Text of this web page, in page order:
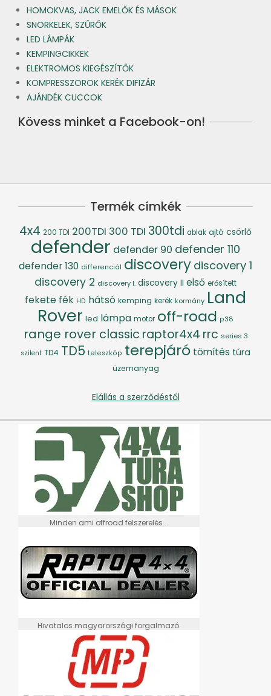
HOMOKVAS, JACK EMELŐK ÉS MÁSOK
SNORKELEK, SZŰRŐK
LED LÁMPÁK
KEMPINGCIKKEK
ELEKTROMOS KIEGÉSZÍTŐK
KOMPRESSZOROK KERÉK DIFIZÁR
AJÁNDÉK CUCCOK
Kövess minket a Facebook-on!
Termék címkék
4x4 200 TDI 200TDI 300 TDI 300tdi ablak ajtó csörlő
defender defender 90 defender 110
defender 130 differenciál discovery discovery 1
discovery 2 discovery I. discovery II első erősített
fekete fék HD hátsó kemping kerék kormány Land
Rover led lámpa motor off-road p38
range rover classic raptor4x4 rrc series 3
szilent TD4 TD5 teleszkóp terepjáró tömítés túra
üzemanyag
Elállás a szerződéstől
Minden ami offroad felszerelés...
Hivatalos magyarországi forgalmazó.